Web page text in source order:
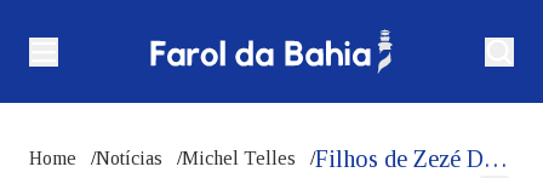
Home /Notícias /Michel Telles / Filhos de Zezé Di Camargo ficam ao lado do pai em briga contra a mãe, por revisão de partilha